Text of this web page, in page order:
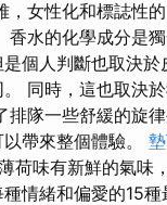
，女性化和標誌性
香水的化學成分是
個人判斷也取決
同時，這也取決
排隊一些舒緩的旋
帶來整個體驗。
荷味有新鮮的氣味
情緒和偏愛的15種